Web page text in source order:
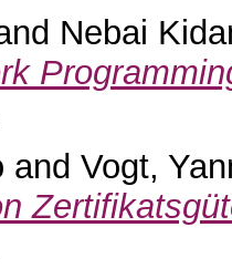
Nebai
and Vogt,